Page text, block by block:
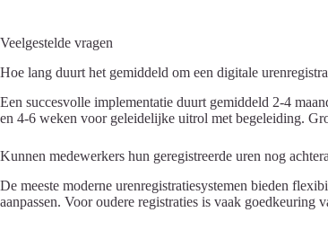
Veelgestelde vragen
Hoe lang duurt het gemiddeld om een digitale
Een succesvolle implementatie duurt gemiddeld 2-4
en 4-6 weken voor geleidelijke uitrol met begeleiding.
Kunnen medewerkers hun geregistreerde uren nog
De meeste moderne urenregistratiesystemen bieden
aanpassen. Voor oudere registraties is vaak